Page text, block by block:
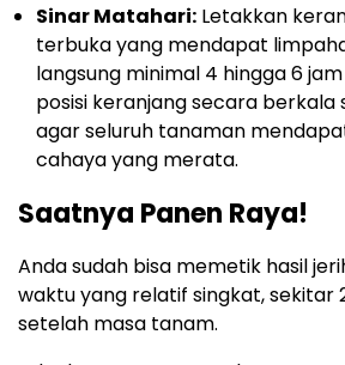
Sinar Matahari: Letakkan
terbuka yang mendapat
langsung minimal 4 hingga 6
posisi keranjang secara berkala
agar seluruh tanaman
cahaya yang merata.
Saatnya Panen Raya!
Anda sudah bisa memetik hasil
waktu yang relatif singkat, sekitar
setelah masa tanam.